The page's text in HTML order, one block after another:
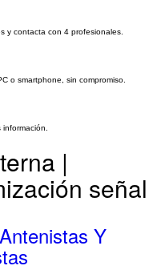
y contacta con 4 profesionales.
o smartphone, sin compromiso.
|
señal
Y